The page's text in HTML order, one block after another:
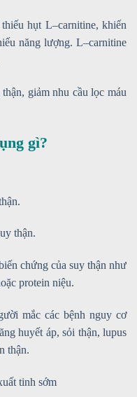
hụt L–carnitine, khiến
năng lượng. L–carnitine
giảm nhu cầu lọc máu
gì?
thận.
chứng của suy thận như
protein niệu.
mắc các bệnh nguy cơ
huyết áp, sỏi thận, lupus
thận.
tinh sớm